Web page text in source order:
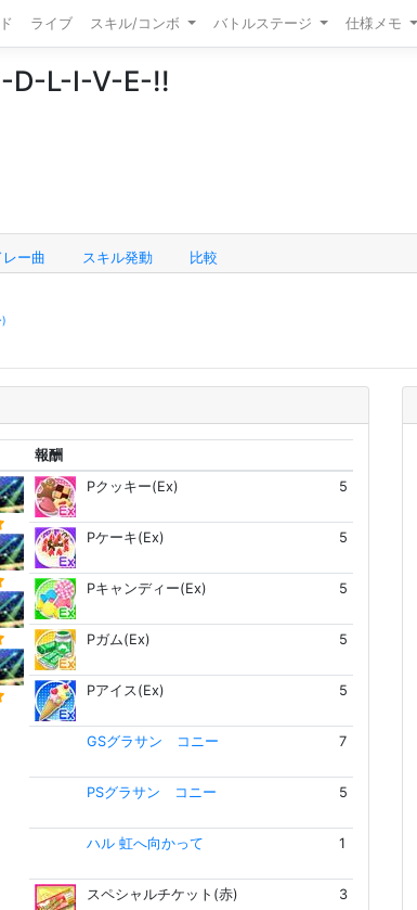
ライブ スキル/コンボ バトルステージ 仕様メモ
D-L-I-V-E-!!
レー曲 スキル発動 比較
)
報酬
Pクッキー(Ex) 5
Pケーキ(Ex) 5
Pキャンディー(Ex) 5
Pガム(Ex) 5
Pアイス(Ex) 5
GSグラサン コニー 7
PSグラサン コニー 5
ハル 虹へ向かって 1
スペシャルチケット(赤) 3